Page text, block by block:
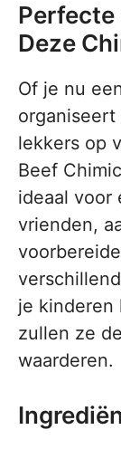
Perfecte
Deze
Of je nu
lekkers op
Beef
ideaal voor
vrienden,
je kinderen
zullen ze
waarderen.